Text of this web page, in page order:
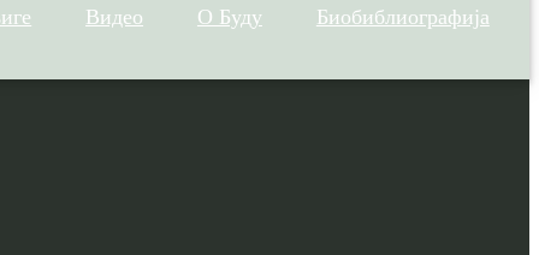
Видео О Буду Биобиблиографија